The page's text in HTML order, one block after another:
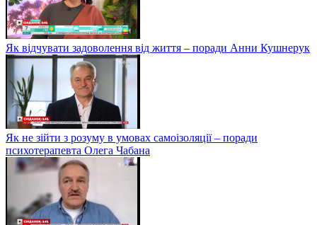
Як відчувати задоволення від життя – поради Анни Кушнерук
Як не зійти з розуму в умовах самоізоляції – поради
психотерапевта Олега Чабана